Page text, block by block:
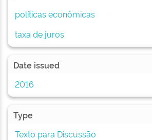
políticas econômicas
taxa de juros
Date issued
2016
Type
Texto para Discussão